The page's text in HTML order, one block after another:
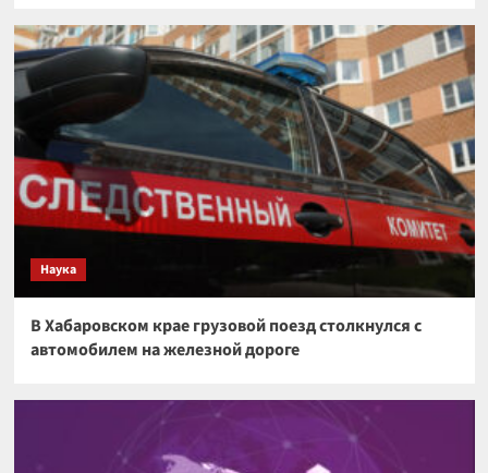
Наука
В Хабаровском крае грузовой поезд столкнулся с
автомобилем на железной дороге